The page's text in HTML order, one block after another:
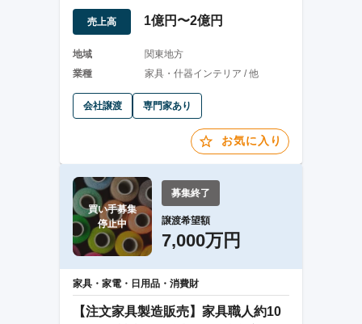
売上高 1億円〜2億円
地域
関東地方
業種
家具・什器インテリア / 他
会社譲渡 専門家あり
お気に入り
買い手募集
停止中
募集終了
譲渡希望額
7,000万円
家具・家電・日用品・消費財
【注文家具製造販売】家具職人約10